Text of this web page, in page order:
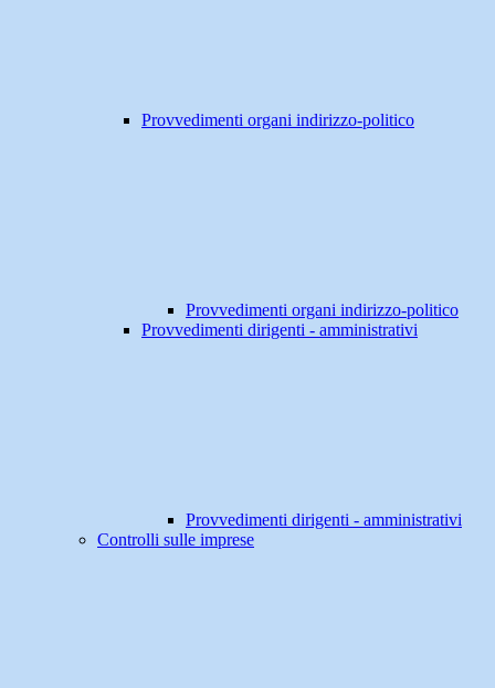
Provvedimenti organi indirizzo-politico
Provvedimenti organi indirizzo-politico
Provvedimenti dirigenti - amministrativi
Provvedimenti dirigenti - amministrativi
Controlli sulle imprese